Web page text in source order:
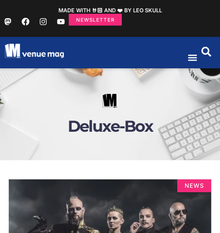
MADE WITH 🤘🏻 AND ❤️ BY LEO SKULL
NEWSLETTER
Deluxe-Box
NEWS